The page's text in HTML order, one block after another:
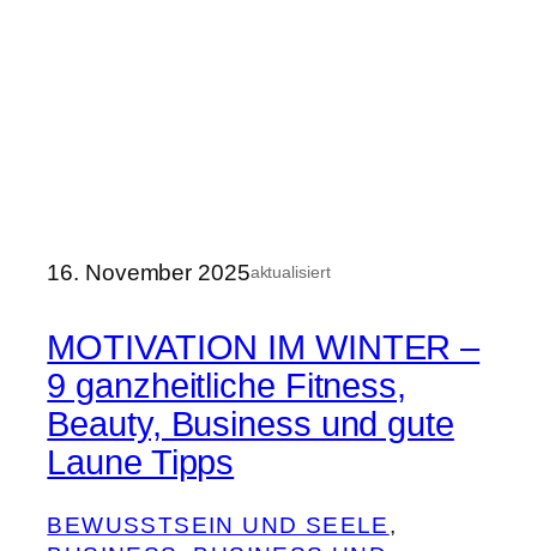
16. November 2025aktualisiert
MOTIVATION IM WINTER –
9 ganzheitliche Fitness,
Beauty, Business und gute
Laune Tipps
BEWUSSTSEIN UND SEELE